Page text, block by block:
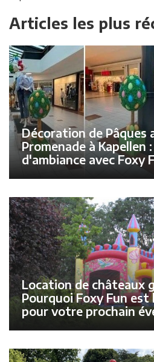
Articles les plus
Décoration de Pâques
Promenade à Kapellen
d'ambiance avec Foxy
Location de châteaux
Pourquoi Foxy Fun est
pour votre prochain